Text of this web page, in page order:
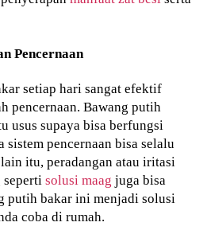
Pencernaan
setiap hari sangat efektif
pencernaan. Bawang putih
usus supaya bisa berfungsi
sistem pencernaan bisa selalu
itu, peradangan atau iritasi
sepertisolusi maag juga bisa
putih bakar ini menjadi solusi
coba di rumah.